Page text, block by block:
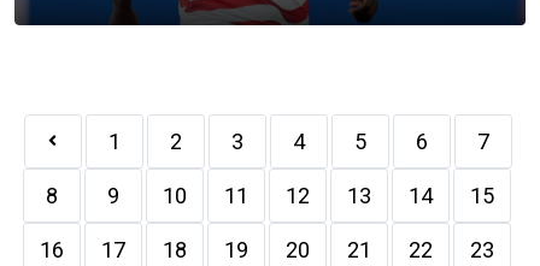
1 2 3 4 5 6 7
8 9 10 11 12 13 14 15
16 17 18 19 20 21 22 23